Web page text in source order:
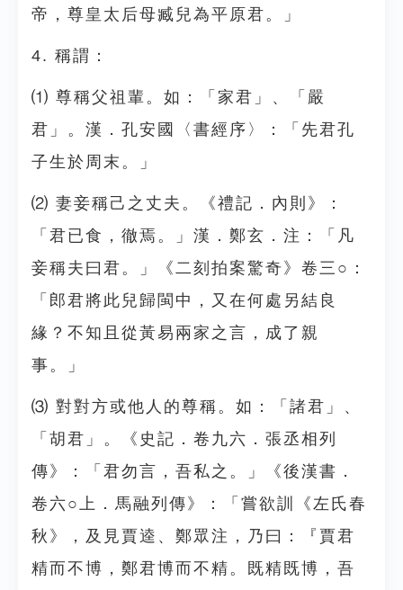
帝，尊皇太后母臧兒為平原君。」
4. 稱謂：
⑴ 尊稱父祖輩。如：「家君」、「嚴
君」。漢．孔安國〈書經序〉：「先君孔
子生於周末。」
⑵ 妻妾稱己之丈夫。《禮記．內則》：
「君已食，徹焉。」漢．鄭玄．注：「凡
妾稱夫曰君。」《二刻拍案驚奇》卷三○：
「郎君將此兒歸閩中，又在何處另結良
緣？不知且從黃易兩家之言，成了親
事。」
⑶ 對對方或他人的尊稱。如：「諸君」、
「胡君」。《史記．卷九六．張丞相列
傳》：「君勿言，吾私之。」《後漢書．
卷六○上．馬融列傳》：「嘗欲訓《左氏春
秋》，及見賈逵、鄭眾注，乃曰：『賈君
精而不博，鄭君博而不精。既精既博，吾